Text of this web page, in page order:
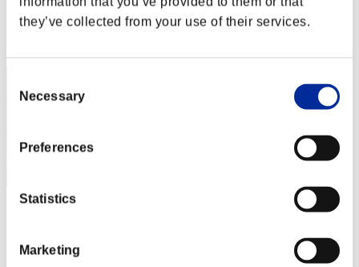
they’ve collected from your use of their services.
Selection
Necessary
Preferences
Statistics
Marketing
Punteggio: -
Posizione